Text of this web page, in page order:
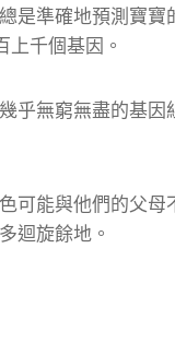
是準確地預測寶寶
千個基因。
乎無窮無盡的基因
可能與他們的父母
迴旋餘地。